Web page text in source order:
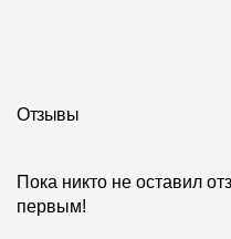
Отзывы
Пока никто не оставил
первым!